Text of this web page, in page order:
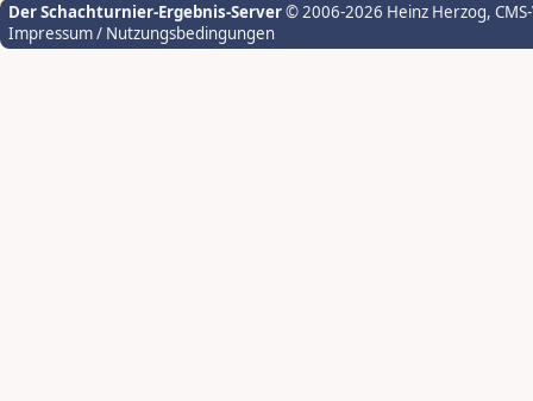
Der Schachturnier-Ergebnis-Server© 2006-2026 Heinz Herzog,
Impressum / Nutzungsbedingungen